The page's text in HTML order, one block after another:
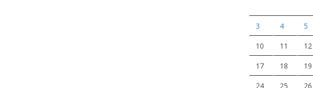
3 4 5
10 11 12
17 18 19
24 25 26